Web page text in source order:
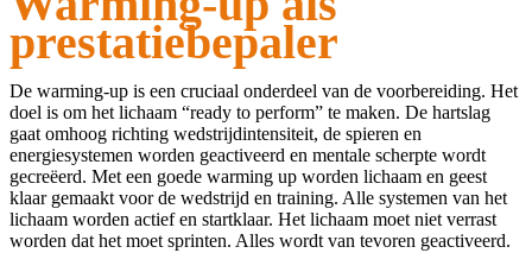
prestatiebepaler
De warming-up is een cruciaal onderdeel van de voorbereiding. Het
doel is om het lichaam “ready to perform” te maken. De hartslag
gaat omhoog richting wedstrijdintensiteit, de spieren en
energiesystemen worden geactiveerd en mentale scherpte wordt
gecreëerd. Met een goede warming up worden lichaam en geest
klaar gemaakt voor de wedstrijd en training. Alle systemen van het
lichaam worden actief en startklaar. Het lichaam moet niet verrast
worden dat het moet sprinten. Alles wordt van tevoren geactiveerd.